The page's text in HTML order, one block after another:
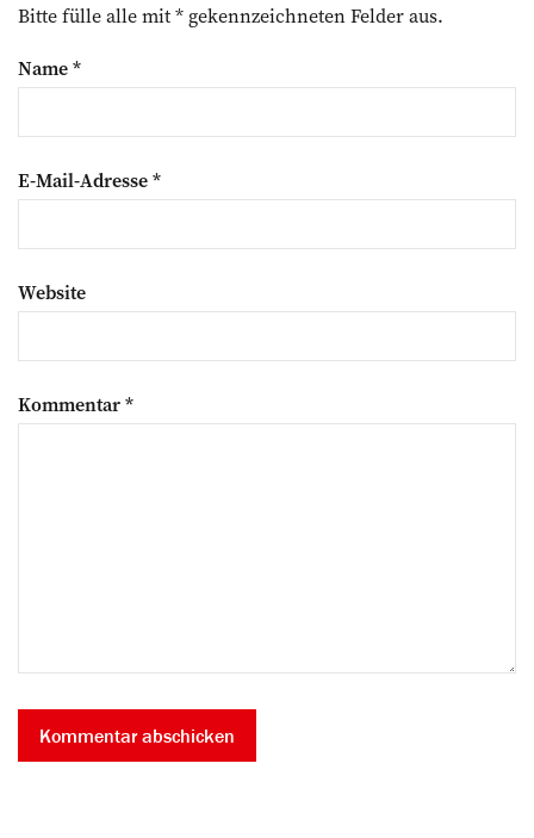
Bitte fülle alle mit * gekennzeichneten Felder aus.
Name*
E-Mail-Adresse*
Website
Kommentar*